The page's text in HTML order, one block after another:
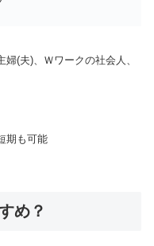
(夫)、Ｗワークの社会人、
期も可能
め？